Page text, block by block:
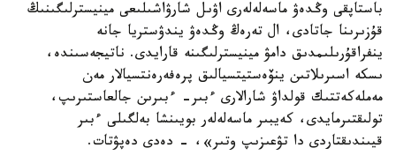
باستاپقى وڭدەۋ ماسەلەلەرى اۋىل شارۋاشىلىعى مينيسترلىگىنىڭ
قۇزىرىنا جاتادى، ال تەرەڭ وڭدەۋ يندۋستريا جانە
ينفراقۇرىلىمدىق دامۋ مينيسترلىگىنە قارايدى. ناتيجەسىندە،
ىسكە اسىرىلاتىن ينۆەستيتسيالىق پرەفەرەنتسيالار مەن
مەملەكەتتىك قولداۋ شارالارى ءبىر- ءبىرىن جالعاستىرىپ،
تولىقتىرمايدى، كەيبىر ماسەلەلەر بويىنشا بەلگىلى ءبىر
قيىندىقتاردى دا تۋعىزىپ وتىر»، - دەدى دەپۋتات.